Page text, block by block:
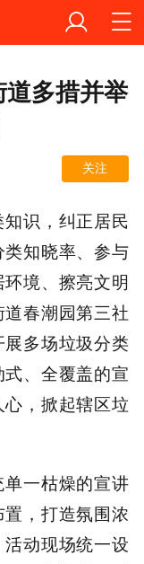
多措并举
关注
识，纠正居民
知晓率、参与
境、擦亮文明
春潮园第三社
多场垃圾分类
、全覆盖的宣
，掀起辖区垃
一枯燥的宣讲
，打造氛围浓
动现场统一设